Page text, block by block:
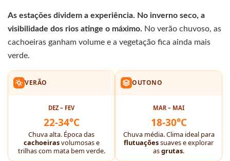
As estações dividem a experiência. No inverno seco, a
visibilidade dos rios atinge o máximo. No verão chuvoso, as
cachoeiras ganham volume e a vegetação fica ainda mais
verde.
VERÃO
DEZ – FEV
22-34°C
Chuva alta. Época das
cachoeirasvolumosas e
trilhas com mata bem verde.
OUTONO
MAR – MAI
18-30°C
Chuva média. Clima ideal para
flutuaçõessuaves e explorar
asgrutas.